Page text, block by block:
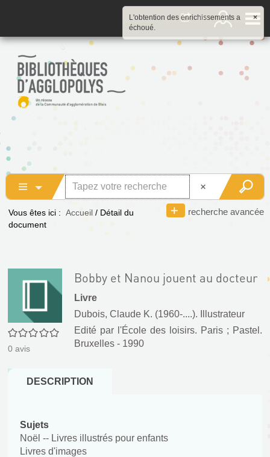
recherche avancée
Vous êtes ici : Accueil / Détail du
document
0/5
0 avis
Bobby et Nanou jouent au docteur
Livre
Dubois, Claude K. (1960-....). Illustrateur
Edité par l'École des loisirs. Paris ; Pastel.
Bruxelles - 1990
DESCRIPTION
Sujets
Noël -- Livres illustrés pour enfants
Livres d'images
×
L'obtention des enrichissements a
échoué.